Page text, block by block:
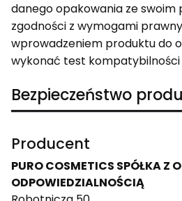
danego opakowania ze swoim
zgodności z wymogami
wprowadzeniem produktu do
wykonać test kompatybilności
Bezpieczeństwo
Producent
PURO COSMETICS SPÓŁKA Z
ODPOWIEDZIALNOŚCIĄ